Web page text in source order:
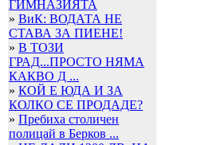
ГИМНАЗИЯТА
» ВиК: ВОДАТА НЕ
СТАВА ЗА ПИЕНЕ!
» В ТОЗИ
ГРАД...ПРОСТО НЯМА
КАКВО Д ...
» КОЙ Е ЮДА И ЗА
КОЛКО СЕ ПРОДАДЕ?
» Пребиха столичен
полицай в Берков ...